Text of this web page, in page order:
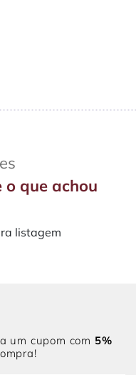
o que achou
listagem
um cupom com 5%